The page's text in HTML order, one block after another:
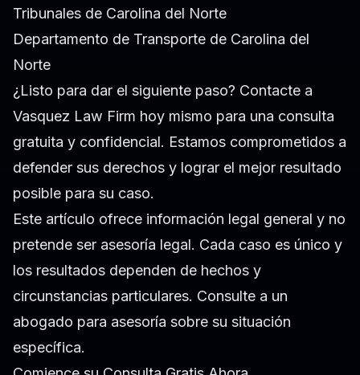
Tribunales de Carolina del Norte
Departamento de Transporte de Carolina del
Norte
¿Listo para dar el siguiente paso? Contacte a
Vasquez Law Firm hoy mismo para una consulta
gratuita y confidencial. Estamos comprometidos a
defender sus derechos y lograr el mejor resultado
posible para su caso.
Este artículo ofrece información legal general y no
pretende ser asesoría legal. Cada caso es único y
los resultados dependen de hechos y
circunstancias particulares. Consulte a un
abogado para asesoría sobre su situación
específica.